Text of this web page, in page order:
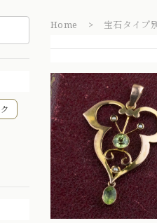
Home 宝石タイプ